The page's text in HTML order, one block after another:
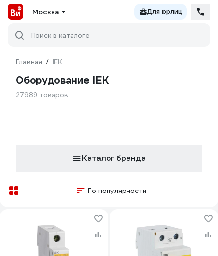
Москва Для юрлиц
Поиск в каталоге
Главная / IEK
Оборудование IEK
27989 товаров
Каталог бренда
По популярности